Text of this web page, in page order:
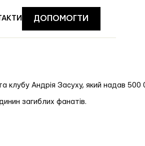
ДОПОМОГТИ
Андрія Засуху, який надав 500
загиблих фанатів.